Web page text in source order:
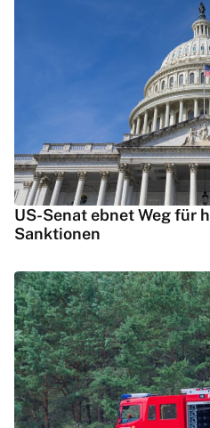
US-Senat ebnet Weg für
Sanktionen